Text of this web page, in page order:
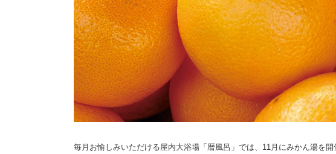
毎月お愉しみいただける屋内大浴場「暦風呂」では、11月にみかん湯を